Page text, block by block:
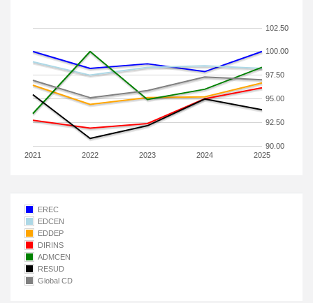
2021 2022 2023 2024 2025
90.00
92.50
95.00
97.50
100.00
102.50
EREC
EDCEN
EDDEP
DIRINS
ADMCEN
RESUD
Global CD